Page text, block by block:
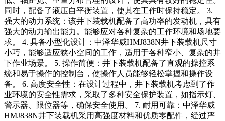
同时，配备了液压自平衡装置，使其在工作时保持稳定。 3.
强大的动力系统：该井下装载机配备了高功率的发动机，具有
强大的动力输出能力。能够应对各种复杂的工作环境和场地要
求。 4. 具备小型化设计：中泽华威HMJ838N井下装载机尺寸
小巧，能够适应狭小空间的工作，适用于各种窄小、复杂的井
下作业场景。 5. 操作简便：井下装载机配备了直观的操控系
统和易于操作的控制台，使操作人员能够轻松掌握和操作设
备。 6. 高度安全性：在设计过程中，井下装载机考虑到了作
业环境的安全性需求，采取了多种安全保护装置，如指示灯、
警示器、限位器等，确保安全使用。 7. 耐用可靠：中泽华威
HMJ838N井下装载机采用高强度材料和优质零配件，经过严